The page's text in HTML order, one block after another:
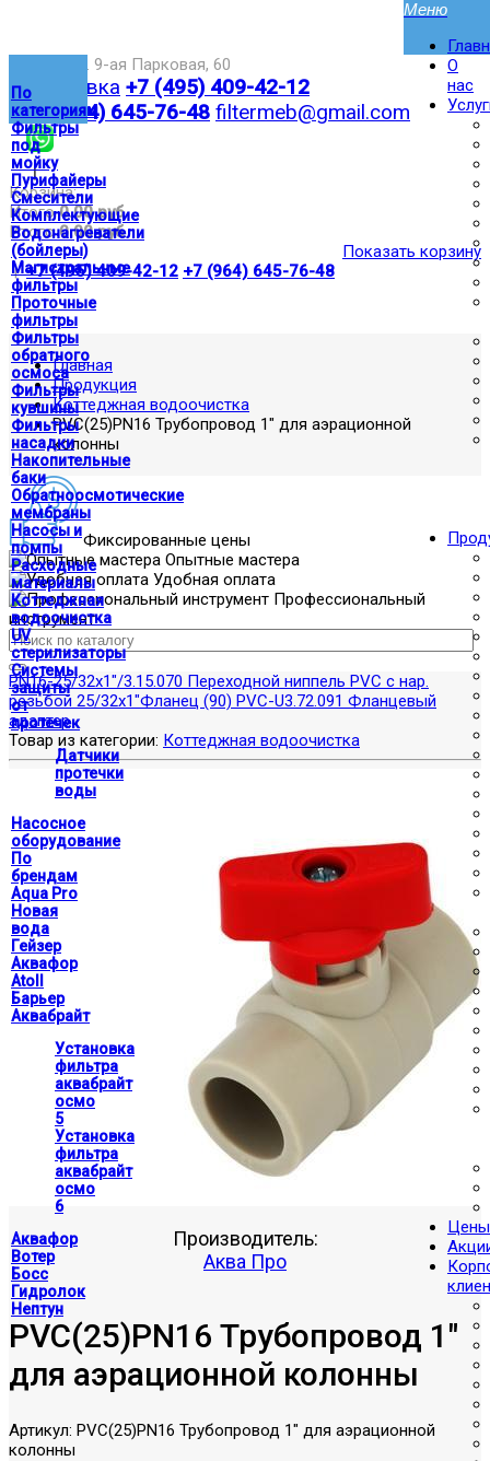
По
категориям
Фильтры
под
мойку
Пурифайеры
Смесители
Комплектующие
Водонагреватели
(бойлеры)
Магистральные
фильтры
Проточные
фильтры
Фильтры
обратного
осмоса
Фильтры
кувшины
Фильтры
насадки
Накопительные
баки
Обратноосмотические
мембраны
Насосы и
помпы
Расходные
материалы
Коттеджная
водоочистка
UV
стерилизаторы
Системы
защиты
от
протечек
Датчики
протечки
воды
Насосное
оборудование
По
брендам
Aqua Pro
Новая
вода
Гейзер
Аквафор
Atoll
Барьер
Аквабрайт
Установка
фильтра
аквабрайт
осмо
5
Установка
фильтра
аквабрайт
осмо
6
Аквафор
Вотер
Босс
Гидролок
Нептун
Москва,ул. 9-ая Парковая, 60
Доставка +7 (495) 409-42-12
+7 (964) 645-76-48 filtermeb@gmail.com
|
Корзина:
Итого0.00 руб
Итого0.00 руб
Показать корзину
| +7 (495) 409-42-12 +7 (964) 645-76-48
О
нас
Цены
Главная
Продукция
Коттеджная водоочистка
PVC(25)PN16 Трубопровод 1" для аэрационной
колонны
Фиксированные цены
Опытные мастера
Удобная оплата
Профессиональный
инструмент
PN16-25/32x1"/3.15.070 Переходной ниппель PVC c нар.
резьбой 25/32x1"Фланец (90) PVC-U3.72.091 Фланцевый
адаптер
Товар из категории: Коттеджная водоочистка
Производитель:
Аква Про
PVC(25)PN16 Трубопровод 1"
для аэрационной колонны
Артикул: PVC(25)PN16 Трубопровод 1" для аэрационной
колонны